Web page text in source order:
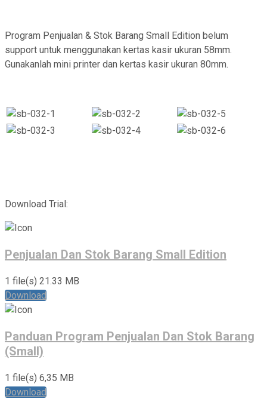
Program Penjualan & Stok Barang Small Edition belum
support untuk menggunakan kertas kasir ukuran 58mm.
Gunakanlah mini printer dan kertas kasir ukuran 80mm.
Download Trial:
Penjualan Dan Stok Barang Small Edition
1 file(s) 21.33 MB
Download
Panduan Program Penjualan Dan Stok Barang
(Small)
1 file(s) 6,35 MB
Download